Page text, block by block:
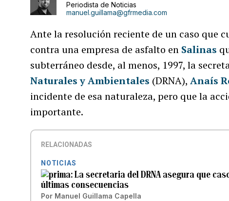
Periodista de Noticias
manuel.guillama@gfrmedia.com
Ante la resolución reciente de un caso que
contra una empresa de asfalto en Salinas
subterráneo desde, al menos, 1997, la
Naturales y Ambientales (DRNA),Anaís
incidente de esa naturaleza, pero que la
importante.
RELACIONADAS
NOTICIAS
La secretaria del DRNA asegura que
últimas consecuencias
Por Manuel Guillama Capella